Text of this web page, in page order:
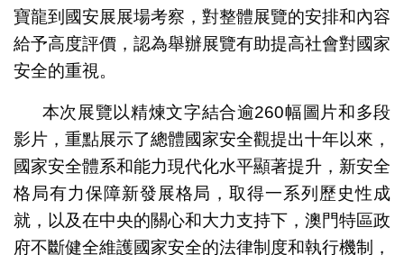
寶龍到國安展展場考察，對整體展覽的安排和內容
給予高度評價，認為舉辦展覽有助提高社會對國家
安全的重視。
本次展覽以精煉文字結合逾260幅圖片和多段
影片，重點展示了總體國家安全觀提出十年以來，
國家安全體系和能力現代化水平顯著提升，新安全
格局有力保障新發展格局，取得一系列歷史性成
就，以及在中央的關心和大力支持下，澳門特區政
府不斷健全維護國家安全的法律制度和執行機制，